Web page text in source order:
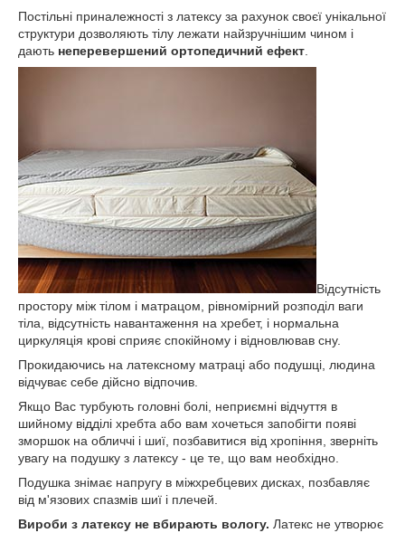
Постільні приналежності з латексу за рахунок своєї унікальної
структури дозволяють тілу лежати найзручнішим чином і
дають неперевершений ортопедичний ефект
Відсутність
простору між тілом і матрацом, рівномірний розподіл ваги
тіла, відсутність навантаження на хребет, і нормальна
циркуляція крові сприяє спокійному і відновлював сну.
Прокидаючись на латексному матраці або подушці, людина
відчуває себе дійсно відпочив.
Якщо Вас турбують головні болі, неприємні відчуття в
шийному відділі хребта або вам хочеться запобігти появі
зморшок на обличчі і шиї, позбавитися від хропіння, зверніть
увагу на подушку з латексу - це те, що вам необхідно.
Подушка знімає напругу в міжхребцевих дисках, позбавляє
від м'язових спазмів шиї і плечей.
Вироби з латексу не вбирають вологу. Латекс не утворює